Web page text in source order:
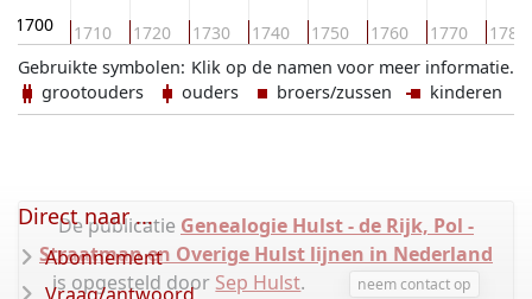
1700 1710 1720 1730 1740 1750 1760 1770 1780
Klik op de namen voor meer informatie.
Gebruikte symbolen:
grootouders
ouders broers/zussen kinderen
De publicatie Genealogie Hulst - de Rijk, Pol -
Straatman en Overige Hulst lijnen in Nederland
is opgesteld door Sep Hulst. neem contact op
Direct naar ...
Abonnement